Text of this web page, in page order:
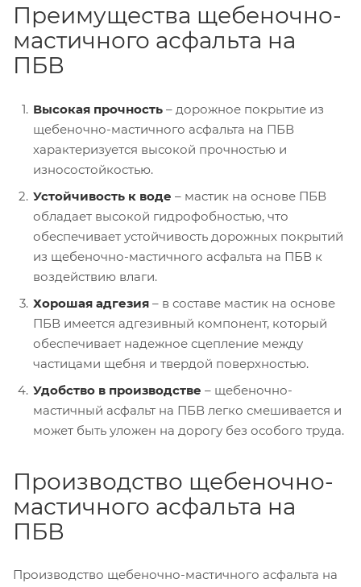
Преимущества щебеночно-
мастичного асфальта на
ПБВ
Высокая прочность – дорожное покрытие из
щебеночно-мастичного асфальта на ПБВ
характеризуется высокой прочностью и
износостойкостью.
Устойчивость к воде – мастик на основе ПБВ
обладает высокой гидрофобностью, что
обеспечивает устойчивость дорожных покрытий
из щебеночно-мастичного асфальта на ПБВ к
воздействию влаги.
Хорошая адгезия – в составе мастик на основе
ПБВ имеется адгезивный компонент, который
обеспечивает надежное сцепление между
частицами щебня и твердой поверхностью.
Удобство в производстве – щебеночно-
мастичный асфальт на ПБВ легко смешивается и
может быть уложен на дорогу без особого труда.
Производство щебеночно-
мастичного асфальта на
ПБВ
Производство щебеночно-мастичного асфальта на